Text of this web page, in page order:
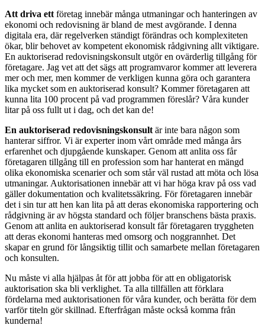
Att driva ett företag innebär många utmaningar och hanteringen av
ekonomi och redovisning är bland de mest avgörande. I denna
digitala era, där regelverken ständigt förändras och komplexiteten
ökar, blir behovet av kompetent ekonomisk rådgivning allt viktigare.
En auktoriserad redovisningskonsult utgör en ovärderlig tillgång för
företagare. Jag vet att det sägs att programvaror kommer att leverera
mer och mer, men kommer de verkligen kunna göra och garantera
lika mycket som en auktoriserad konsult? Kommer företagaren att
kunna lita 100 procent på vad programmen föreslår? Våra kunder
litar på oss fullt ut i dag, och det kan de!
En auktoriserad redovisningskonsult är inte bara någon som
hanterar siffror. Vi är experter inom vårt område med många års
erfarenhet och djupgående kunskaper. Genom att anlita oss får
företagaren tillgång till en profession som har hanterat en mängd
olika ekonomiska scenarier och som står väl rustad att möta och lösa
utmaningar. Auktorisationen innebär att vi har höga krav på oss vad
gäller dokumentation och kvalitetssäkring. För företagaren innebär
det i sin tur att hen kan lita på att deras ekonomiska rapportering och
rådgivning är av högsta standard och följer branschens bästa praxis.
Genom att anlita en auktoriserad konsult får företagaren tryggheten
att deras ekonomi hanteras med omsorg och noggrannhet. Det
skapar en grund för långsiktig tillit och samarbete mellan företagaren
och konsulten.
Nu måste vi alla hjälpas åt för att jobba för att en obligatorisk
auktorisation ska bli verklighet. Ta alla tillfällen att förklara
fördelarna med auktorisationen för våra kunder, och berätta för dem
varför titeln gör skillnad. Efterfrågan måste också komma från
kunderna!